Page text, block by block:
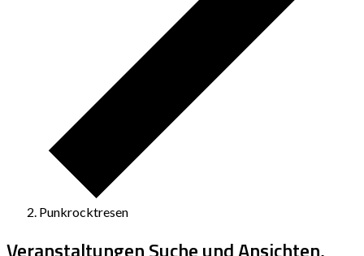
Punkrocktresen